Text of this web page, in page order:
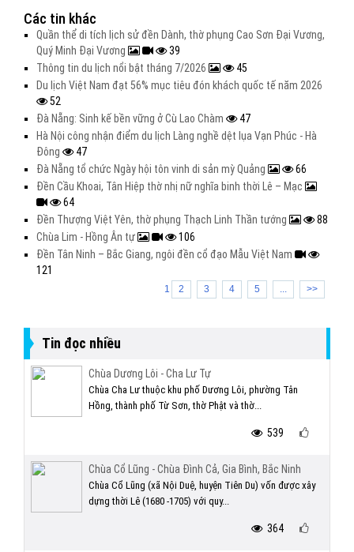
Các tin khác
Quần thể di tích lịch sử đền Dành, thờ phụng Cao Sơn Đại Vương,
Quý Minh Đại Vương
39
Thông tin du lịch nổi bật tháng 7/2026
45
Du lịch Việt Nam đạt 56% mục tiêu đón khách quốc tế năm 2026
52
Đà Nẵng: Sinh kế bền vững ở Cù Lao Chàm
47
Hà Nội công nhận điểm du lịch Làng nghề dệt lụa Vạn Phúc - Hà
Đông
47
Đà Nẵng tổ chức Ngày hội tôn vinh di sản mỳ Quảng
66
Đền Cầu Khoai, Tân Hiệp thờ nhị nữ nghĩa binh thời Lê – Mạc
64
Đền Thượng Việt Yên, thờ phụng Thạch Linh Thần tướng
88
Chùa Lim - Hồng Ân tự
106
Đền Tân Ninh – Bắc Giang, ngôi đền cổ đạo Mẫu Việt Nam
121
1 2 3 4 5 ... >>
Tin đọc nhiều
Chùa Dương Lôi - Cha Lư Tự
Chùa Cha Lư thuộc khu phố Dương Lôi, phường Tân
Hồng, thành phố Từ Sơn, thờ Phật và thờ...
539
Chùa Cổ Lũng - Chùa Đình Cả, Gia Bình, Bắc Ninh
Chùa Cổ Lũng (xã Nội Duệ, huyện Tiên Du) vốn được xây
dựng thời Lê (1680 -1705) với quy...
364